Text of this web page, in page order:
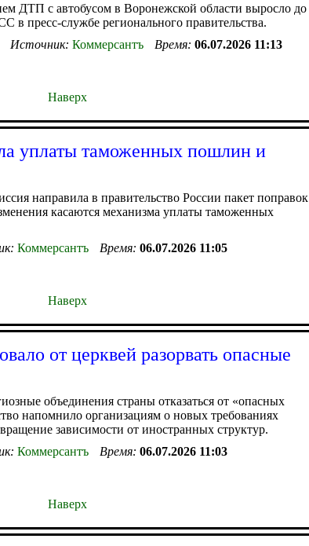
ДТП с автобусом в Воронежской области выросло до
в пресс-службе регионального правительства.
Источник: Коммерсантъ Время: 06.07.2026 11:13
Наверх
уплаты таможенных пошлин и
направила в правительство России пакет поправок
касаются механизма уплаты таможенных
Коммерсантъ Время: 06.07.2026 11:05
Наверх
от церквей разорвать опасные
объединения страны отказаться от «опасных
напомнило организациям о новых требованиях
зависимости от иностранных структур.
Коммерсантъ Время: 06.07.2026 11:03
Наверх